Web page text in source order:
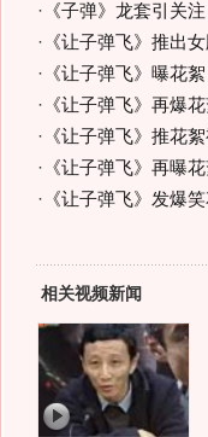
· 《子弹》龙套引关
· 《让子弹飞》推出
· 《让子弹飞》曝花
· 《让子弹飞》再爆
· 《让子弹飞》推花
· 《让子弹飞》再曝
· 《让子弹飞》发爆
相关视频新闻